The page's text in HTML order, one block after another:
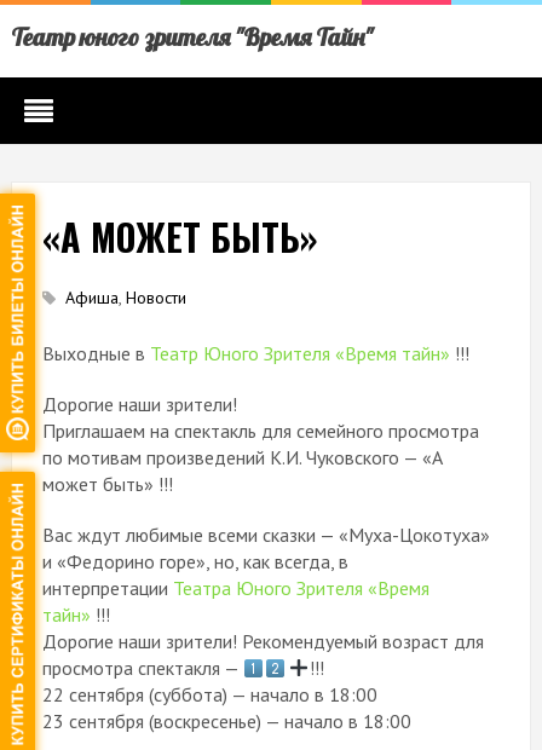
Театр юного зрителя "Время Тайн"
«А МОЖЕТ БЫТЬ»
Афиша, Новости
Выходные в Театр Юного Зрителя «Время тайн» !!!
Дорогие наши зрители!
Приглашаем на спектакль для семейного просмотра
по мотивам произведений К.И. Чуковского — «А
может быть» !!!
Вас ждут любимые всеми сказки — «Муха-Цокотуха»
и «Федорино горе», но, как всегда, в
интерпретации Театра Юного Зрителя «Время
тайн» !!!
Дорогие наши зрители! Рекомендуемый возраст для
просмотра спектакля —
!!!
22 сентября (суббота) — начало в 18:00
23 сентября (воскресенье) — начало в 18:00